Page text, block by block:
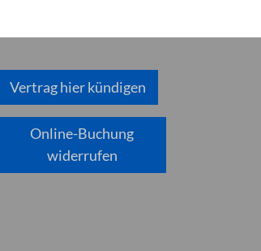
Vertrag hier kündigen
Online-Buchung
widerrufen